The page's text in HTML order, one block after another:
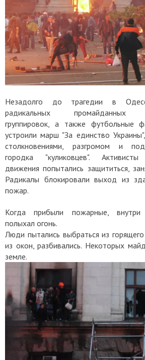
Незадолго до трагедии в
радикальных промайданных
группировок, а также футбольные
устроили марш "За единство
столкновениями, разгромом и
городка "куликовцев". Активисты
движения попытались защититься,
Радикалы блокировали выход из
пожар.
Когда прибыли пожарные,
полыхал огонь.
Люди пытались выбраться из
из окон, разбивались. Некоторых
земле.